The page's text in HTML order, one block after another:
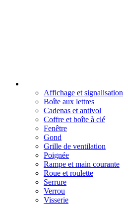
Affichage et signalisation
Boîte aux lettres
Cadenas et antivol
Coffre et boîte à clé
Fenêtre
Gond
Grille de ventilation
Poignée
Rampe et main courante
Roue et roulette
Serrure
Verrou
Visserie